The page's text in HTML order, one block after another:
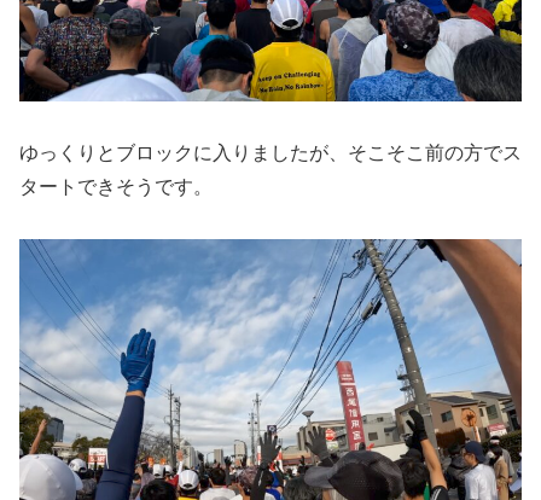
ゆっくりとブロックに入りましたが、そこそこ前の方でス
タートできそうです。